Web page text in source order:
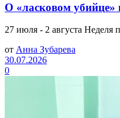
О «ласковом убийце»
27 июля - 2 августа Неделя
от Анна Зубарева
30.07.2026
0